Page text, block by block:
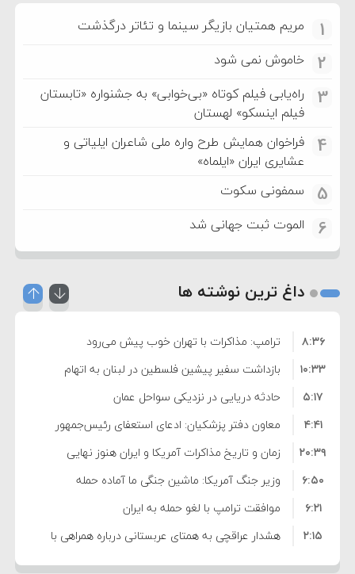
1 مریم همتیان بازیگر سینما و تئاتر درگذشت
2 خاموش نمی شود
3
راه‌یابی فیلم کوتاه «بی‌خوابی» به جشنواره «تابستان
فیلم اینسکو» لهستان
4
فراخوان همایش طرح واره ملی شاعران ایلیاتی و
عشایری ایران «ایلماه»
5 سمفونی سکوت
6 الموت ثبت جهانی شد
داغ ترین نوشته ها
ترامپ: مذاکرات با تهران خوب پیش می‌رود
۸:۳۶
بازداشت سفیر پیشین فلسطین در لبنان به اتهام
فساد و اختلاس اموال
۱۰:۳۳
حادثه دریایی در نزدیکی سواحل عمان
۵:۱۷
معاون دفتر پزشکیان: ادعای استعفای رئیس‌جمهور
واهی و کذب محض است
۴:۴۱
زمان و تاریخ مذاکرات آمریکا و ایران هنوز نهایی
نشده است
۲۰:۳۹
وزیر جنگ آمریکا: ماشین جنگی ما آماده حمله
نظامی علیه ایران است
۶:۵۰
موافقت ترامپ با لغو حمله به ایران
۶:۲۱
هشدار عراقچی به همتای عربستانی درباره همراهی با
آمریکا
۲:۱۵
مقام ارشد امنیتی: برنامه گسترده‌ای برای پاسخ به
۷:۱۰